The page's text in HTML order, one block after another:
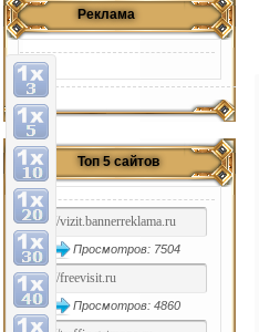
Реклама
Топ 5 сайтов
Просмотров: 7504
Просмотров: 4860